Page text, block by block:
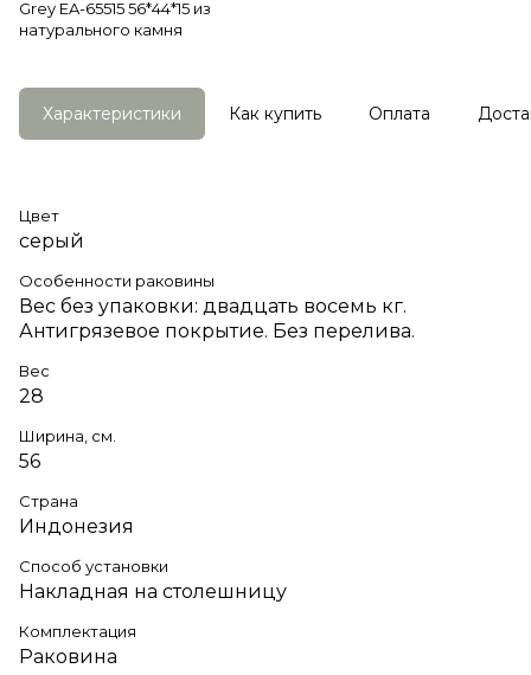
Grey EA-65515 56*44*15 из
натурального камня
Характеристики Как купить Оплата
Цвет
серый
Особенности раковины
Вес без упаковки: двадцать восемь кг.
Антигрязевое покрытие. Без перелива.
Вес
28
Ширина, см.
56
Страна
Индонезия
Способ установки
Накладная на столешницу
Комплектация
Раковина